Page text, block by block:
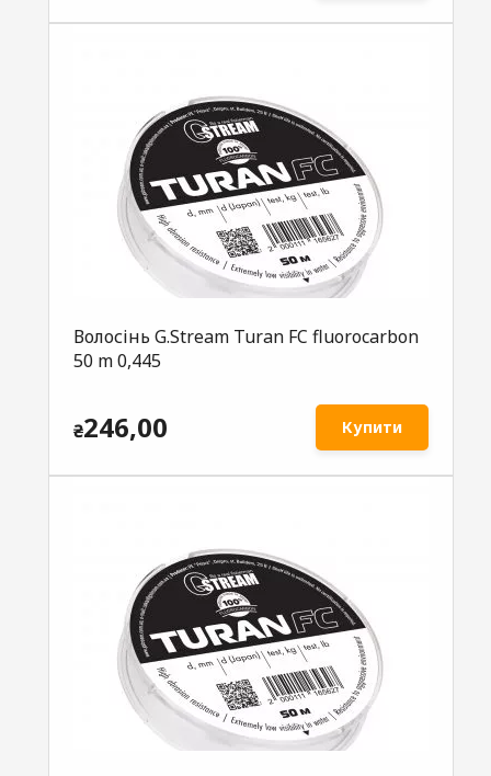
Волосінь G.Stream Turan FC fluorocarbon
50 m 0,445
₴246,00 Купити